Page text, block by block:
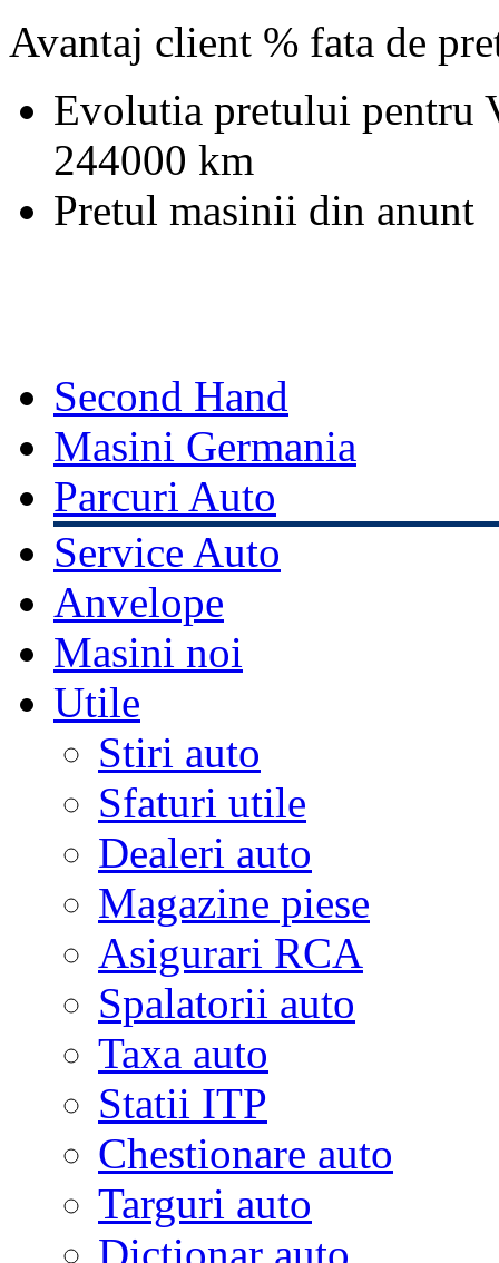
Avantaj client % fata de
Evolutia pretului pentru
244000 km
Pretul masinii din anunt
Second Hand
Masini Germania
Parcuri Auto
Service Auto
Anvelope
Masini noi
Utile
Stiri auto
Sfaturi utile
Dealeri auto
Magazine piese
Asigurari RCA
Spalatorii auto
Taxa auto
Statii ITP
Chestionare auto
Targuri auto